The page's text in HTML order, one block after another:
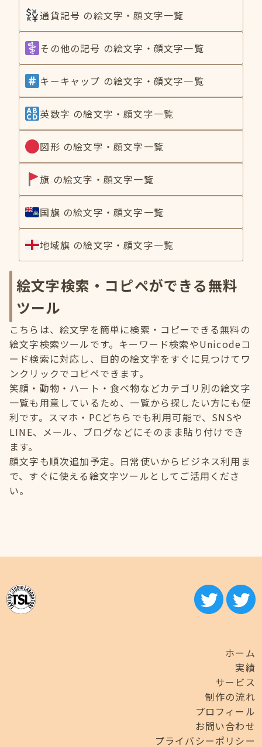
通貨記号 の絵文字・顔文字一覧
その他の記号 の絵文字・顔文字一覧
キーキャップ の絵文字・顔文字一覧
英数字 の絵文字・顔文字一覧
図形 の絵文字・顔文字一覧
旗 の絵文字・顔文字一覧
国旗 の絵文字・顔文字一覧
地域旗 の絵文字・顔文字一覧
絵文字検索・コピペができる無料
ツール
こちらは、絵文字を簡単に検索・コピーできる無料の
絵文字検索ツールです。キーワード検索やUnicodeコ
ード検索に対応し、目的の絵文字をすぐに見つけてワ
ンクリックでコピペできます。
笑顔・動物・ハート・食べ物などカテゴリ別の絵文字
一覧も用意しているため、一覧から探したい方にも便
利です。スマホ・PCどちらでも利用可能で、SNSや
LINE、メール、ブログなどにそのまま貼り付けでき
ます。
顔文字も順次追加予定。日常使いからビジネス利用ま
で、すぐに使える絵文字ツールとしてご活用くださ
い。
ホーム
実績
サービス
制作の流れ
プロフィール
お問い合わせ
プライバシーポリシー